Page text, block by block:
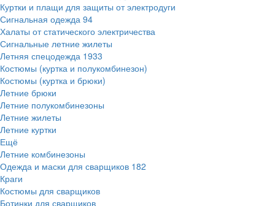
Куртки и плащи для защиты от электродуги
Сигнальная одежда 94
Халаты от статического электричества
Сигнальные летние жилеты
Летняя спецодежда 1933
Костюмы (куртка и полукомбинезон)
Костюмы (куртка и брюки)
Летние брюки
Летние полукомбинезоны
Летние жилеты
Летние куртки
Ещё
Летние комбинезоны
Одежда и маски для сварщиков 182
Краги
Костюмы для сварщиков
Ботинки для сварщиков